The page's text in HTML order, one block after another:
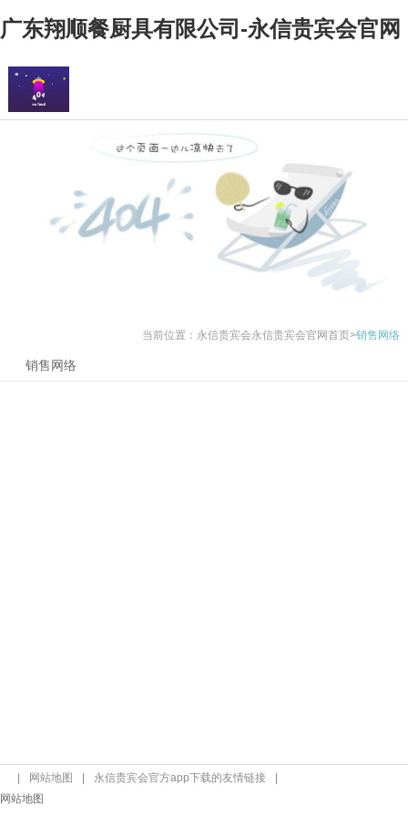
广东翔顺餐厨具有限公司-永信贵宾会官网
当前位置： 永信贵宾会永信贵宾会官网首页>销售网络
销售网络
网站地图 永信贵宾会官方app下载的友情链接
网站地图